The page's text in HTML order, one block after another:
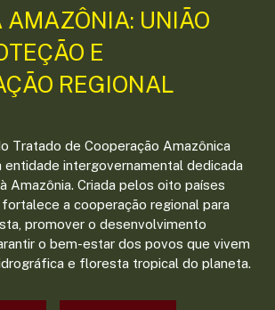
AMAZÔNIA: UNIÃO
E
REGIONAL
Tratado de Cooperação Amazônica
entidade intergovernamental dedicada
Amazônia. Criada pelos oito países
a cooperação regional para
promover o desenvolvimento
o bem-estar dos povos que vivem
e floresta tropical do planeta.